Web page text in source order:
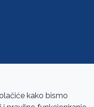
kako bismo